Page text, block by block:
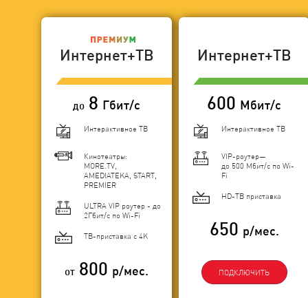
Интернет+ТВ
до 8 Гбит/с
Интерактивное ТВ
Кинотеатры:
MORE.TV,
AMEDIATEKA, START,
PREMIER
ULTRA VIP роутер - до
2Гбит/c по Wi-Fi
ТВ-приставка с 4K
от 800 р/мес.
Интернет+ТВ
600 Мбит/с
Интерактивное ТВ
VIP-роутер—
до 500 Мбит/с по Wi-
Fi
HD-ТВ приставка
650 р/мес.
ПОДКЛЮЧИТЬ